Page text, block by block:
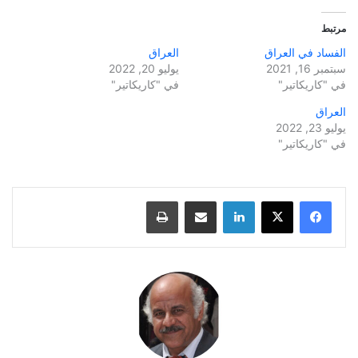
مرتبط
الفساد في العراق
سبتمبر 16, 2021
في "كاريكاتير"
العراق
يوليو 20, 2022
في "كاريكاتير"
العراق
يوليو 23, 2022
في "كاريكاتير"
لينكدإن مشاركة عبر البريد طباعة